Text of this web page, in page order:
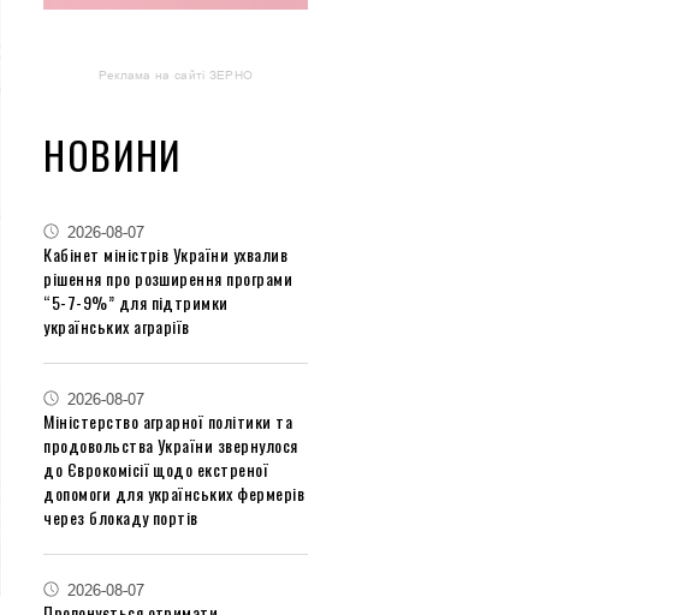
Реклама на сайті ЗЕРНО
НОВИНИ
2026-08-07
Кабінет міністрів України ухвалив
рішення про розширення програми
“5-7-9%” для підтримки
українських аграріїв
2026-08-07
Міністерство аграрної політики та
продовольства України звернулося
до Єврокомісії щодо екстреної
допомоги для українських фермерів
через блокаду портів
2026-08-07